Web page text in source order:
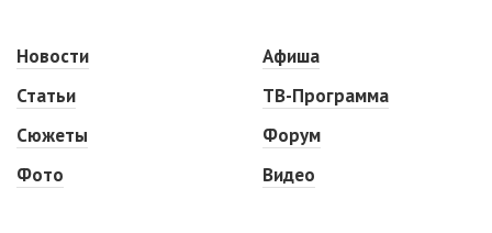
Новости
Статьи
Сюжеты
Фото
Афиша
ТВ-Программа
Форум
Видео